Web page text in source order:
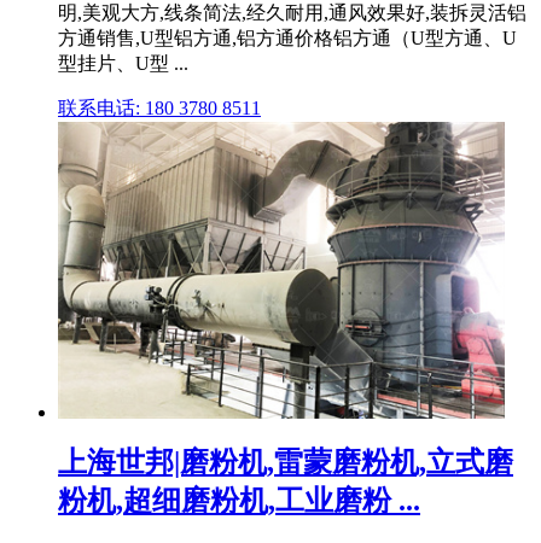
明,美观大方,线条简法,经久耐用,通风效果好,装拆灵活铝
方通销售,U型铝方通,铝方通价格铝方通（U型方通、U
型挂片、U型 ...
联系电话: 180 3780 8511
上海世邦|磨粉机,雷蒙磨粉机,立式磨
粉机,超细磨粉机,工业磨粉 ...